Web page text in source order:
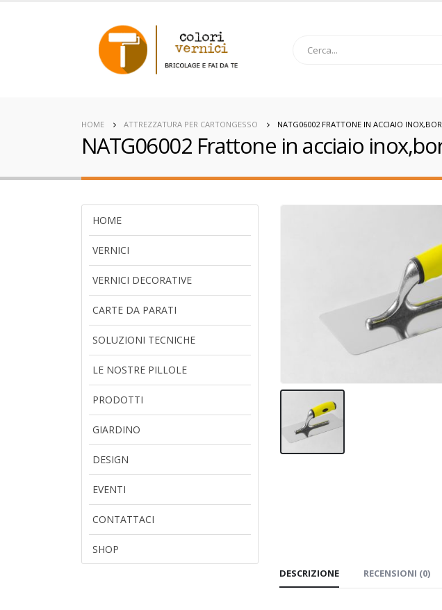
HOME ATTREZZATURA PER CARTONGESSO NATG06002 FRATTONE IN ACCIAIO
NATG06002 Frattone in acciaio
DESCRIZIONE RECENSIONI (0)
HOME
VERNICI
VERNICI DECORATIVE
CARTE DA PARATI
SOLUZIONI TECNICHE
LE NOSTRE PILLOLE
PRODOTTI
GIARDINO
DESIGN
EVENTI
CONTATTACI
SHOP